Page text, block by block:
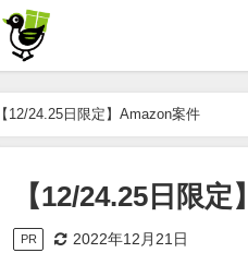
【12/24.25日限定】Amazon案件
【12/24.25日限
PR 2022年12月21日